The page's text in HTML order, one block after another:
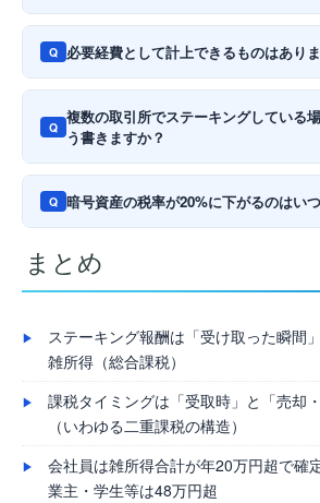
Q 必要経費として計上できるものはあり
Q 複数の取引所でステーキングしている
う書きますか？
Q 暗号資産の税率が20%に下がるのはい
まとめ
ステーキング報酬は「受け取った瞬間
雑所得（総合課税）
課税タイミングは「受取時」と「売却
（いわゆる二重課税の構造）
会社員は雑所得合計が年20万円超で確
業主・学生等は48万円超